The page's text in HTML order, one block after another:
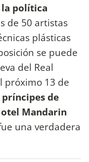
política
de 50 artistas
plásticas
se puede
del Real
próximo 13 de
de
Mandarin
una verdadera